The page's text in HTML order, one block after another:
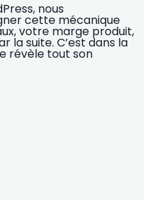
, nous
cette mécanique
votre marge produit,
la suite. C’est dans la
révèle tout son